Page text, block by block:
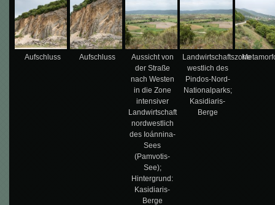
Aufschluss Aufschluss
Aussicht von
der Straße
nach Westen
in die Zone
intensiver
Landwirtschaft
nordwestlich
des Ioánnina-
Sees
(Pamvotis-
See);
Hintergrund:
Kasidiaris-
Berge
Landwirtschaftszone
westlich des
Pindos-Nord-
Nationalparks;
Kasidiaris-
Berge